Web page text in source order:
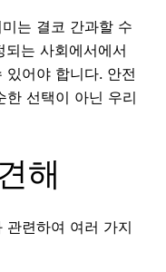
는 결코 간과할 수
는 사회에서에서
어야 합니다. 안전
한 선택이 아닌 우리
해
관련하여 여러 가지